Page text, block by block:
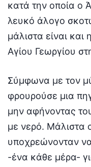
κατά την οποία ο
λευκό άλογο
μάλιστα είναι και
Αγίου Γεωργίου
Σύμφωνα με τον
φρουρούσε μια
μην αφήνοντας
με νερό. Μάλιστα
υποχρεώνονταν
-ένα κάθε μέρα-